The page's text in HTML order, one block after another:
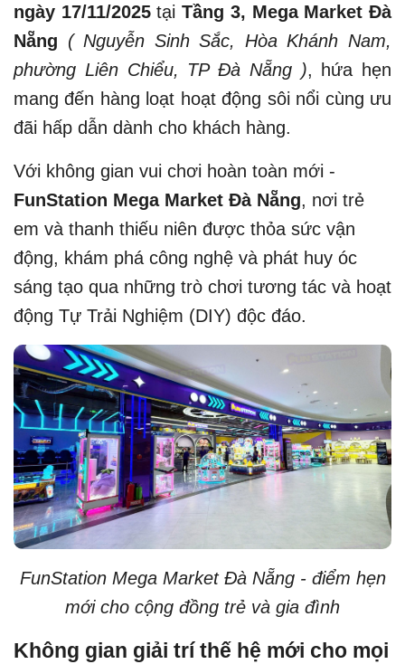
ngày 17/11/2025tạiTầng 3, Mega Market Đà
Nẵng ( Nguyễn Sinh Sắc, Hòa Khánh Nam,
phường Liên Chiểu, TP Đà Nẵng ), hứa hẹn
mang đến hàng loạt hoạt động sôi nổi cùng ưu
đãi hấp dẫn dành cho khách hàng.
Với không gian vui chơi hoàn toàn mới -
FunStation Mega Market Đà Nẵng, nơi trẻ
em và thanh thiếu niên được thỏa sức vận
động, khám phá công nghệ và phát huy óc
sáng tạo qua những trò chơi tương tác và hoạt
động Tự Trải Nghiệm (DIY) độc đáo.
FunStation Mega Market Đà Nẵng - điểm hẹn
mới cho cộng đồng trẻ và gia đình
Không gian giải trí thế hệ mới cho mọi